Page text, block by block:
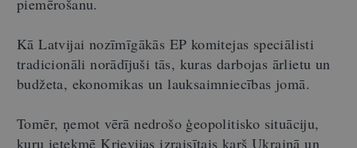
Kā Latvijai nozīmīgākās EP komitejas speciālisti
tradicionāli norādījuši tās, kuras darbojas ārlietu un
budžeta, ekonomikas un lauksaimniecības jomā.
Tomēr, ņemot vērā nedrošo ģeopolitisko situāciju,
kuru ietekmē Krievijas izraisītais karš Ukrainā un